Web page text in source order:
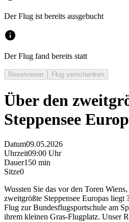
Der Flug ist bereits ausgebucht
Der Flug fand bereits statt
Reservieren Flug verschenken
Über den
Steppensee
Datum09.05.2026
Uhrzeit09:00 Uhr
Dauer150 min
Sitze0
Wussten Sie das vor den Toren
zweitgrößte Steppensee Europas liegt
Flug zur Bundesflugsportschule am
ihrem kleinen Gras-Flugplatz. Unser